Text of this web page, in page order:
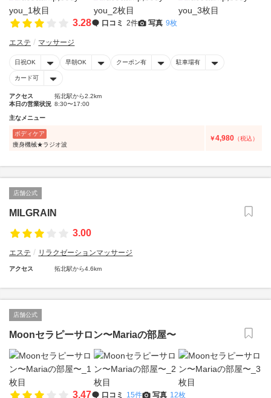
3.28 口コミ 2件 写真 9枚
エステ マッサージ
日祝OK 早朝OK クーポン有 駐車場有
カード可
アクセス
拓北駅から2.2km
本日の営業状況 8:30〜17:00
主なメニュー
ボディケア
痩身機械★ラジオ波
￥4,980 （税込）
店舗公式
MILGRAIN
3.00
エステ リラクゼーションマッサージ
アクセス 拓北駅から4.6km
店舗公式
Moonセラピーサロン〜Mariaの部屋〜
3.47 口コミ 15件 写真 12枚